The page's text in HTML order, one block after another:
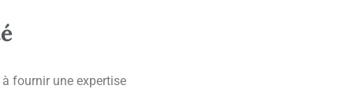
fournir une expertise